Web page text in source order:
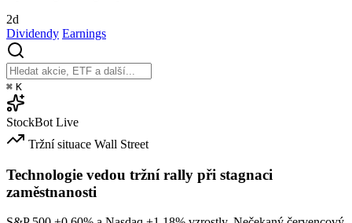
2d
Dividendy Earnings
⌘ K
StockBot Live
Tržní situace Wall Street
Technologie vedou tržní rally při stagnaci
zaměstnanosti